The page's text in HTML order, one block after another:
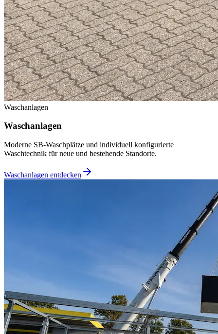
Waschanlagen
Waschanlagen
Moderne SB-Waschplätze und individuell konfigurierte
Waschtechnik für neue und bestehende Standorte.
Waschanlagen entdecken